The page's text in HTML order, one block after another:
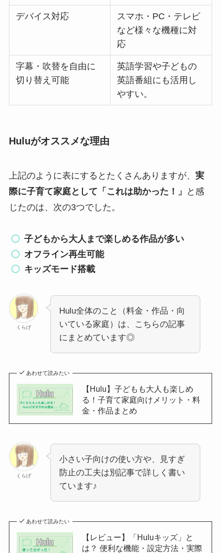
デバイス対応
スマホ・PC・テレビ
など様々な機種に対
応
字幕・吹替を自由に
切り替え可能
英語学習や子どもの
英語番組にも活用し
やすい。
Huluがオススメな理由
上記のように表にするとたくさんありますが、 実
際に子育て家庭として「これは助かった！」
と感
じたのは、次の3つでした。
子どもから大人まで楽しめる作品が多い
オフライン再生可能
キッズモード搭載
くらげ
Hulu全体のこと（料金・作品・向
いている家庭）は、こちらの記事
にまとめています◎
あわせて読みたい
【Hulu】子どもも大人も楽しめ
る！子育て家庭向けメリット・料
金・作品まとめ
くらげ
小さい子向けの使い方や、見すぎ
防止の工夫は別記事で詳しく書い
ています♪
あわせて読みたい
【レビュー】「Huluキッズ」と
は？ 便利な機能・設定方法・実際